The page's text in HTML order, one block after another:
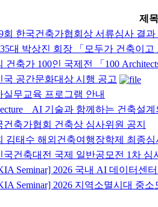
제목
회 한국건축가협회상 서류심사 결과
대 박상진 회장 「모두가 건축이
건축가 100인 국제전 「100
국 공간문화대상 시행 공고
실무교육 프로그램 안내
_ AI 기술과 함께하는 건축설
건축가협회 건축상 심사위원 공지
김태수 해외건축여행장학제 최종
국건축대전 국제 일반공모전 1차
Seminar] 2026 국내 AI 데이터센
Seminar] 2026 지역소멸시대 중